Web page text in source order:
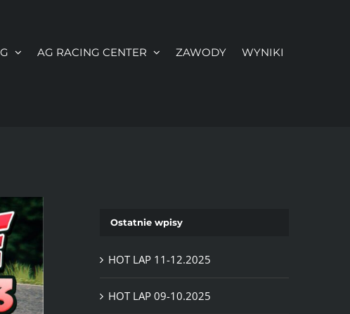
AG RACING CENTER ZAWODY WYNIKI
Ostatnie wpisy
HOT LAP 11-12.2025
HOT LAP 09-10.2025